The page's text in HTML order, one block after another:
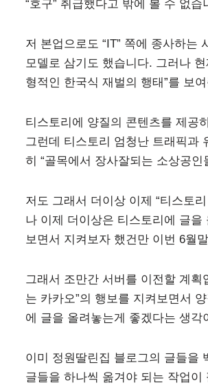
“호구” 취급했다고 밖에 볼 수 없습
저 본업으로도 “IT” 쪽에 종사하는
모델로 삼기도 했습니다. 그러나
형적인 한국식 재벌의 행태”를 보
티스토리에 양질의 콘텐츠를 제공
그런데 티스토리 엄청난 트래픽과
히 “골목에서 장사잘되는 소상공
저도 그래서 더이상 이제 “티스토
나 이제 더이상은 티스토리에 글
보면서 지켜보자 했건만 이번 6월
그래서 조만간 서버를 이전할 계
는 카카오”의 행보를 지켜보면서
에 글을 올려놓는게 좋겠다는 생각
이미 정원딸린집 블로그의 글들을
글들을 하나씩 옮겨야 되는 작업